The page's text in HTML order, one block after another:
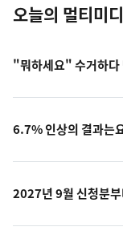
오늘의 멀티미
"뭐하세요" 수거하다
6.7% 인상의 결과는
2027년 9월 신청분